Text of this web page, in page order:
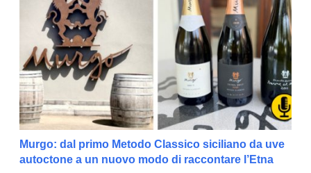
Murgo: dal primo Metodo Classico siciliano da uve
autoctone a un nuovo modo di raccontare l’Etna